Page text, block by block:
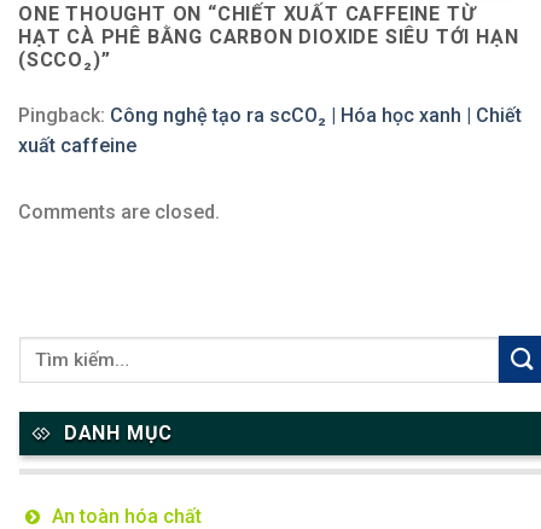
ONE THOUGHT ON “CHIẾT XUẤT CAFFEINE TỪ
HẠT CÀ PHÊ BẰNG CARBON DIOXIDE SIÊU TỚI HẠN
(SCCO₂)”
Pingback: Công nghệ tạo ra scCO₂ | Hóa học xanh | Chiết
xuất caffeine
Comments are closed.
DANH MỤC
An toàn hóa chất